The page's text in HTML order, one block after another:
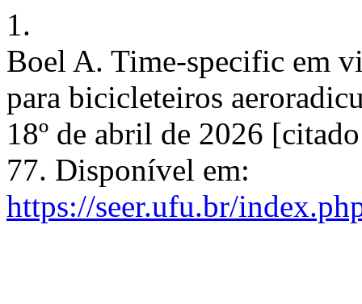
1.
Boel A. Time-specific em
para bicicleteiros
18º de abril de 2026
77. Disponível em:
https://seer.ufu.br/